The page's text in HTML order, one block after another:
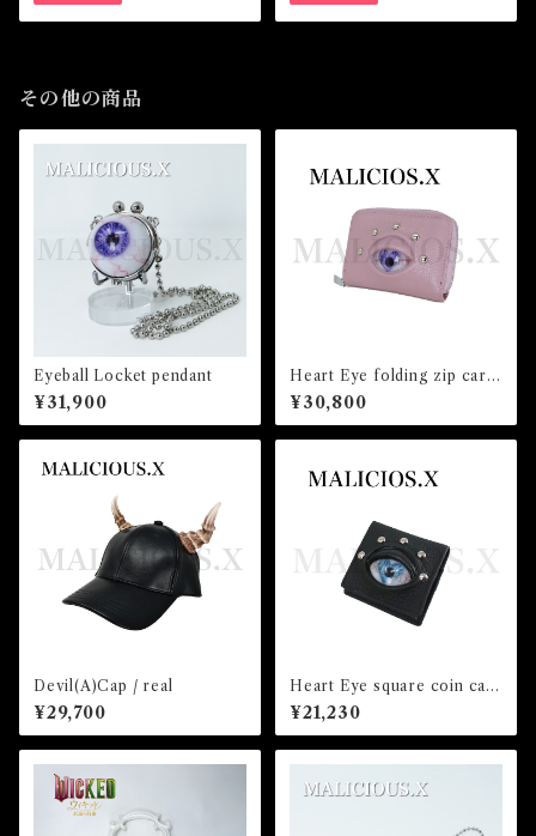
その他の商品
Eyeball Locket pendant
¥31,900
Heart Eye folding zip card
& coin case(Lavender)/Viol
et
¥30,800
Devil(A)Cap / real
¥29,700
Heart Eye square coin cas
e(Black)/Blue
¥21,230